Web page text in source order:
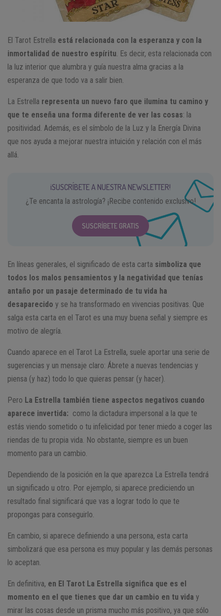
El Tarot Estrella está relacionada con la esperanza y con la
inmortalidad de nuestro espíritu. Es decir, esta relacionada con
la luz interior que alumbra y guía nuestra alma gracias a la
esperanza de que todo va a salir bien.
La Estrella representa un nuevo faro que ilumina tu camino y
que te enseña una forma diferente de ver las cosas: la
positividad. Además, es el símbolo de la Luz y la Energía Divina
que nos ayuda a mejorar nuestra intuición y relación con el más
allá.
¡SUSCRÍBETE A NUESTRA NEWSLETTER!
¿Te encanta la astrología? ¡Recibe contenido exclusivo!
SUSCRÍBETE GRATIS
En líneas generales, el significado de esta carta simboliza que
todos los malos pensamientos y la negatividad que tenías
antaño por un pasaje determinado de tu vida ha
desaparecido y se ha transformado en vivencias positivas. Que
salga esta carta en el Tarot es una muy buena señal y siempre es
motivo de alegría.
Cuando aparece en el Tarot La Estrella, suele aportar una serie de
sugerencias y un mensaje claro: Ábrete a nuevas tendencias y
piensa (y haz) todo lo que quieras pensar (y hacer).
Pero La Estrella también tiene aspectos negativos cuando
aparece invertida: como la dictadura impersonal a la que te
estás viendo sometido o tu infelicidad por tener miedo a coger las
riendas de tu propia vida. No obstante, siempre es un buen
momento para un cambio.
Dependiendo de la posición en la que aparezca La Estrella tendrá
un significado u otro. Por ejemplo, si aparece prediciendo un
resultado final significará que vas a lograr todo lo que te
propongas para conseguirlo.
En cambio, si aparece definiendo a una persona, esta carta
simbolizará que esa persona es muy popular y las demás personas
lo aceptan.
En definitiva, en El Tarot La Estrella significa que es el
momento en el que tienes que dar un cambio en tu vida y
mirar las cosas desde un prisma mucho más positivo, ya que sólo